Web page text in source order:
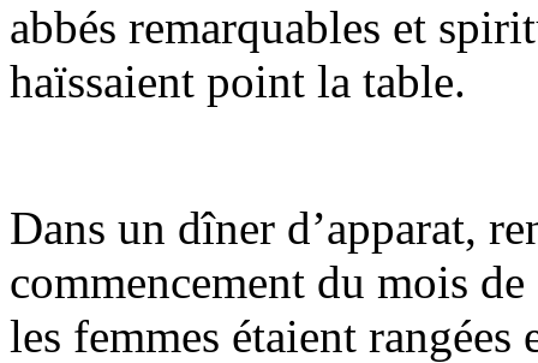
abbés remarquables et
haïssaient point la table.
Dans un dîner d’apparat,
commencement du mois
les femmes étaient